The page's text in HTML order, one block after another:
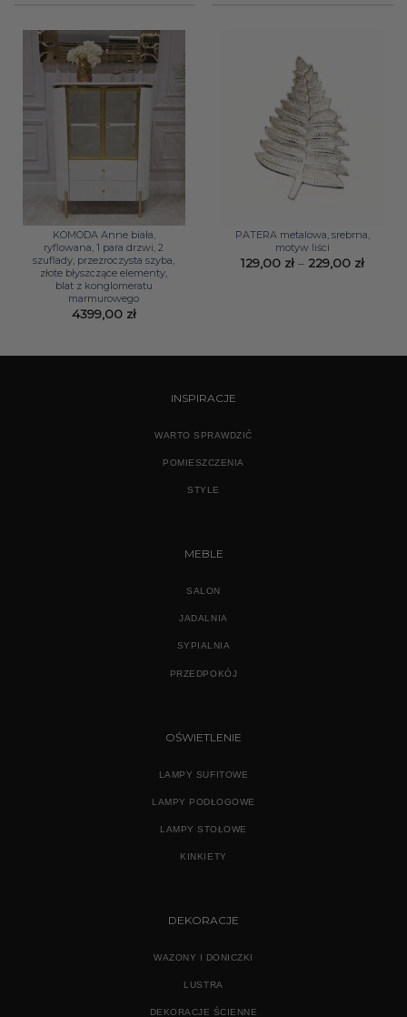
KOMODA Anne biała,
ryflowana, 1 para drzwi, 2
szuflady, przezroczysta szyba,
złote błyszczące elementy,
blat z konglomeratu
marmurowego
4399,00 zł
PATERA metalowa, srebrna,
motyw liści
129,00 zł – 229,00 złZakres
INSPIRACJE
WARTO SPRAWDZIĆ
POMIESZCZENIA
STYLE
MEBLE
SALON
JADALNIA
SYPIALNIA
PRZEDPOKÓJ
OŚWIETLENIE
LAMPY SUFITOWE
LAMPY PODŁOGOWE
LAMPY STOŁOWE
KINKIETY
DEKORACJE
WAZONY I DONICZKI
LUSTRA
DEKORACJE ŚCIENNE